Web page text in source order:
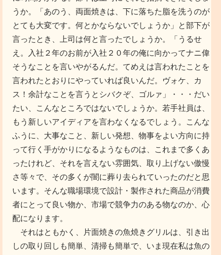
うか。「あのう、両面焼きは、下に落ちた脂を洗うのが
とても大変です。何とかならないでしょうか」と部下が
言ったとき、上司は何と言ったでしょうか。「うるせ
え。入社２年のお前が入社２０年の俺に向かってナニ偉
そうなことを言いやがるんだ。てめえは言われたことを
言われたとおりにやっていれば良いんだ。ヴォケ、カ
ス！余計なことを言うとシバクぞ、ゴルァ」・・・だい
たい、こんなところではないでしょうか。若手社員は、
もう新しいアイディアを言わなくなるでしょう。こんな
ふうに、大事なこと、新しい発想、物事をよい方向に持
って行く手がかりになるようなものは、これまで多くあ
ったけれど、それを言えない雰囲気、取り上げない傲慢
さ等々で、その多くが闇に葬り去られていったのだと思
います。そんな職場環境で設計・製作された商品が消費
者にとって良い物か、市場で競争力のある物なのか、心
配になります。
それはともかく、片面焼きの魚焼きグリルは、引き出
しの取り回しも簡単、清掃も簡単で、いま現在私は魚の